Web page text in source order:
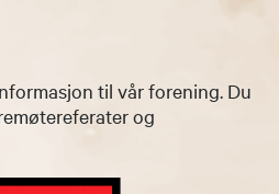
til vår forening. Du
og